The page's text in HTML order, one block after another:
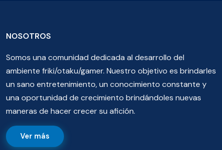
NOSOTROS
Somos una comunidad dedicada al desarrollo del
ambiente friki/otaku/gamer. Nuestro objetivo es brindarles
un sano entretenimiento, un conocimiento constante y
una oportunidad de crecimiento brindándoles nuevas
maneras de hacer crecer su afición.
Ver más